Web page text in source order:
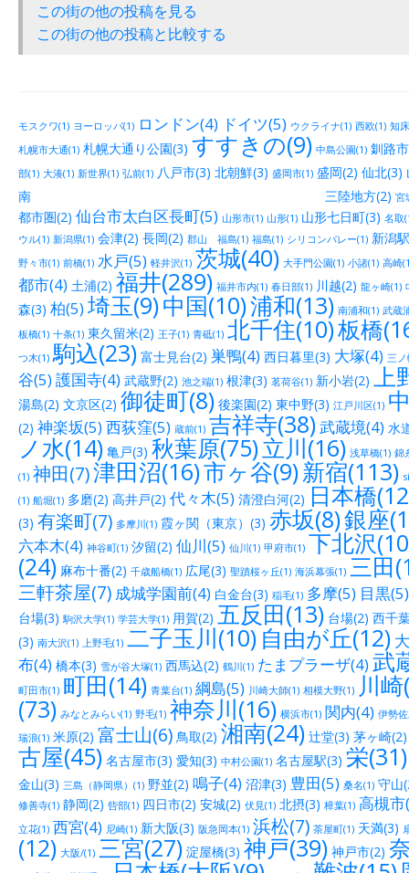
この街の他の投稿を見る
この街の他の投稿と比較する
モスクワ(1) ヨーロッパ(1) ロンドン(4) ドイツ(5) ウクライナ(1) 西欧(1) 知
札幌市大通(1) 札幌大通り公園(3) すすきの(9) 中島公園(1) 釧路
部(1) 大湊(1) 新世界(1) 弘前(1) 八戸市(3) 北朝鮮(3) 盛岡市(1) 盛岡(2) 仙北(3)
南 三陸地方(2) 宮
都市圏(2) 仙台市太白区長町(5) 山形市(1) 山形(1) 山形七日町(3) 名取
ウル(1) 新潟県(1) 会津(2) 長岡(2) 郡山 福島(1) 福島(1) シリコンバレー(1) 新潟
野々市(1) 前橋(1) 水戸(5) 軽井沢(1) 茨城(40) 大手門公園(1) 小諸(1) 高崎
都市(4) 土浦(2) 福井(289) 福井市内(1) 春日部(1) 川越(2) 龍ヶ崎(1)
森(3) 柏(5)埼玉(9)中国(10)浦和(13) 南浦和(1) 武蔵
板橋(1) 十条(1) 東久留米(2) 王子(1) 青砥(1) 北千住(10)板橋
つ木(1) 駒込(23) 富士見台(2) 巣鴨(4) 西日暮里(3) 大塚(4) 三ノ
谷(5)護国寺(4) 武蔵野(2) 池之端(1) 根津(3) 茗荷谷(1) 新小岩(2) 上
湯島(2) 文京区(2) 御徒町(8) 後楽園(2) 東中野(3) 江戸川区(1)
(2) 神楽坂(5)西荻窪(5) 蔵前(1) 吉祥寺(38)武蔵境(4) 水
ノ水(14) 亀戸(3) 秋葉原(75)立川(16) 浅草橋(1) 錦
(1) 神田(7)津田沼(16)市ヶ谷(9)新宿(113)
(1) 船堀(1) 多磨(2) 高井戸(2) 代々木(5) 清澄白河(2) 日本橋
(3) 有楽町(7) 多摩川(1) 霞ヶ関（東京）(3) 赤坂(8)銀座
六本木(4) 神谷町(1) 汐留(2) 仙川(5) 仙川(1) 甲府市(1) 下北沢
(24) 麻布十番(2) 千歳船橋(1) 広尾(3) 聖蹟桜ヶ丘(1) 海浜幕張(1) 三田
三軒茶屋(7) 成城学園前(4) 白金台(3) 稲毛(1) 多摩(5) 目黒(5)
台場(3) 駒沢大学(1) 学芸大学(1) 用賀(2) 五反田(13) 台場(2) 西千
(3) 南大沢(1) 上野毛(1) 二子玉川(10) 自由が丘(12)
布(4) 橋本(3) 雪が谷大塚(1) 西馬込(2) 鶴川(1) たまプラーザ(4)武
町田市(1) 町田(14) 青葉台(1) 綱島(5) 川崎大師(1) 相模大野(1) 川
(73) みなとみらい(1) 野毛(1) 神奈川(16) 横浜市(1) 関内(4) 伊勢
瑞浪(1) 米原(2) 富士山(6) 鳥取(2) 湘南(24) 辻堂(3) 茅ヶ崎(2)
古屋(45) 名古屋市(3) 愛知(3) 中村公園(1) 名古屋駅(3) 栄(31)
金山(3) 三島（静岡県）(1) 野並(2) 鳴子(4) 沼津(3) 豊田(5) 桑名(1) 守山
修善寺(1) 静岡(2) 呰部(1) 四日市(2) 安城(2) 伏見(1) 北摂(3) 樟葉(1) 高槻市
立花(1) 西宮(4) 尼崎(1) 新大阪(3) 阪急岡本(1) 浜松(7) 茶屋町(1) 天満(3)
(12) 大阪/(1) 三宮(27) 淀屋橋(3) 神戸(39) 神戸市(2)